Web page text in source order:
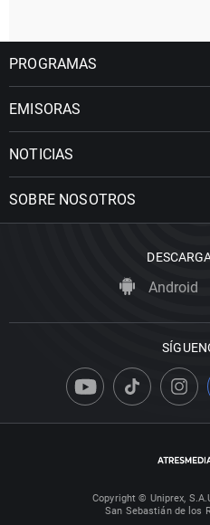
PROGRAMAS
EMISORAS
NOTICIAS
SOBRE NOSOTROS
Android
Copyright © Uniprex,
San Sebastián de los